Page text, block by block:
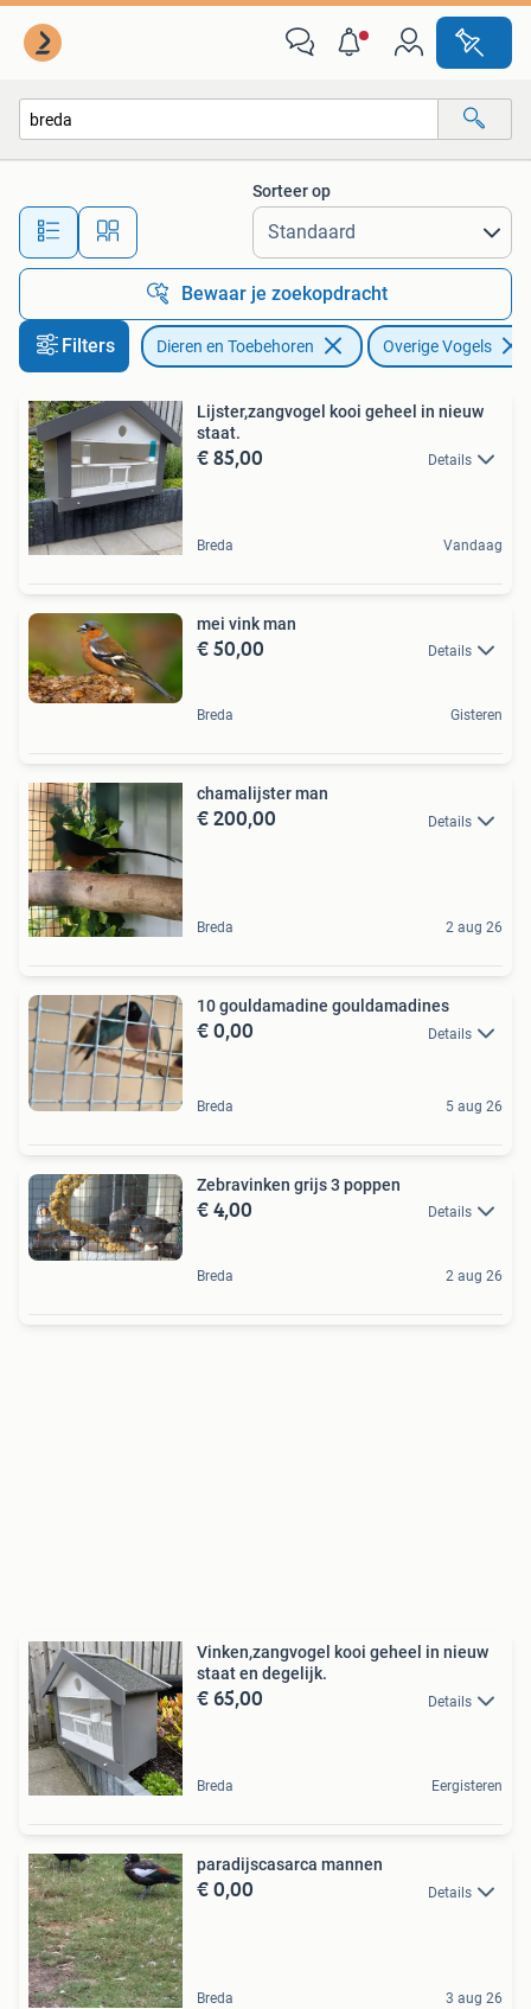
Alle afstanden…
Sorteer op
Bewaar je zoekopdracht
Filters Dieren en Toebehoren Overige Vogels
Lijster,zangvogel kooi geheel in nieuw
staat.
€ 85,00 Details
Breda Vandaag
mei vink man
€ 50,00 Details
Breda Gisteren
chamalijster man
€ 200,00 Details
Breda 2 aug 26
10 gouldamadine gouldamadines
€ 0,00 Details
Breda 5 aug 26
Zebravinken grijs 3 poppen
€ 4,00 Details
Breda 2 aug 26
Vinken,zangvogel kooi geheel in nieuw
staat en degelijk.
€ 65,00 Details
Breda Eergisteren
paradijscasarca mannen
€ 0,00 Details
Breda 3 aug 26